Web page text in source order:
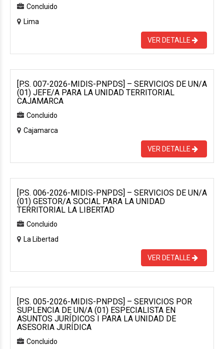
Concluido
Lima
VER DETALLE
[P.S. 007-2026-MIDIS-PNPDS] – SERVICIOS DE UN/A
(01) JEFE/A PARA LA UNIDAD TERRITORIAL
CAJAMARCA
Concluido
Cajamarca
VER DETALLE
[P.S. 006-2026-MIDIS-PNPDS] – SERVICIOS DE UN/A
(01) GESTOR/A SOCIAL PARA LA UNIDAD
TERRITORIAL LA LIBERTAD
Concluido
La Libertad
VER DETALLE
[P.S. 005-2026-MIDIS-PNPDS] – SERVICIOS POR
SUPLENCIA DE UN/A (01) ESPECIALISTA EN
ASUNTOS JURÍDICOS I PARA LA UNIDAD DE
ASESORIA JURÍDICA
Concluido